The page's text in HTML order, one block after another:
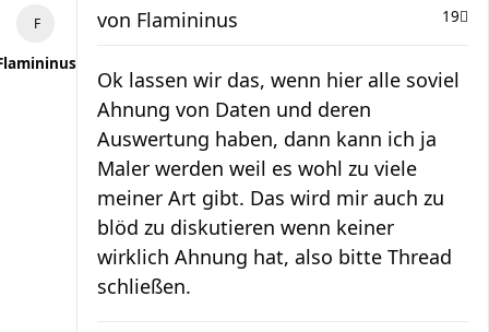
19
von Flamininus
Ok lassen wir das, wenn hier alle soviel
Ahnung von Daten und deren
Auswertung haben, dann kann ich ja
Maler werden weil es wohl zu viele
meiner Art gibt. Das wird mir auch zu
blöd zu diskutieren wenn keiner
wirklich Ahnung hat, also bitte Thread
schließen.